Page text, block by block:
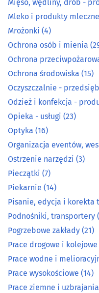
Mięso, wędliny, drób -
Mleko i produkty
Mrożonki
Ochrona osób i mienia(29)
Ochrona
Ochrona środowiska
Oczyszczalnie -
Odzież i konfekcja -
Opieka - usługi (23)
Optyka(16)
Organizacja eventów,
Ostrzenie narzędzi (3)
Mięso, wędliny, drób -
Mleko i produkty
Mrożonki (4)
Ochrona osób i mienia
Ochrona
Ochrona środowiska (15)
Oczyszczalnie -
Odzież i konfekcja -
Opieka - usługi (23)
Optyka (16)
Organizacja eventów,
Ostrzenie narzędzi (3)
Pieczątki (7)
Piekarnie (14)
Pisanie, edycja i korekta
Podnośniki, transportery
Pogrzebowe zakłady (21)
Prace drogowe i kolejowe
Prace wodne i
Prace wysokościowe (14)
Prace ziemne i